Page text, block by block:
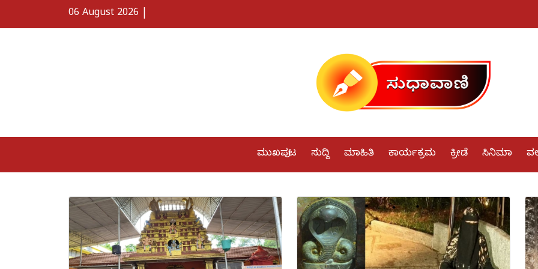
06 August 2026
ಮುಖಪುಟ ಸುದ್ದಿ ಮಾಹಿತಿ ಕಾರ್ಯಕ್ರಮ ಕ್ರೀಡೆ ಸಿನಿಮಾ